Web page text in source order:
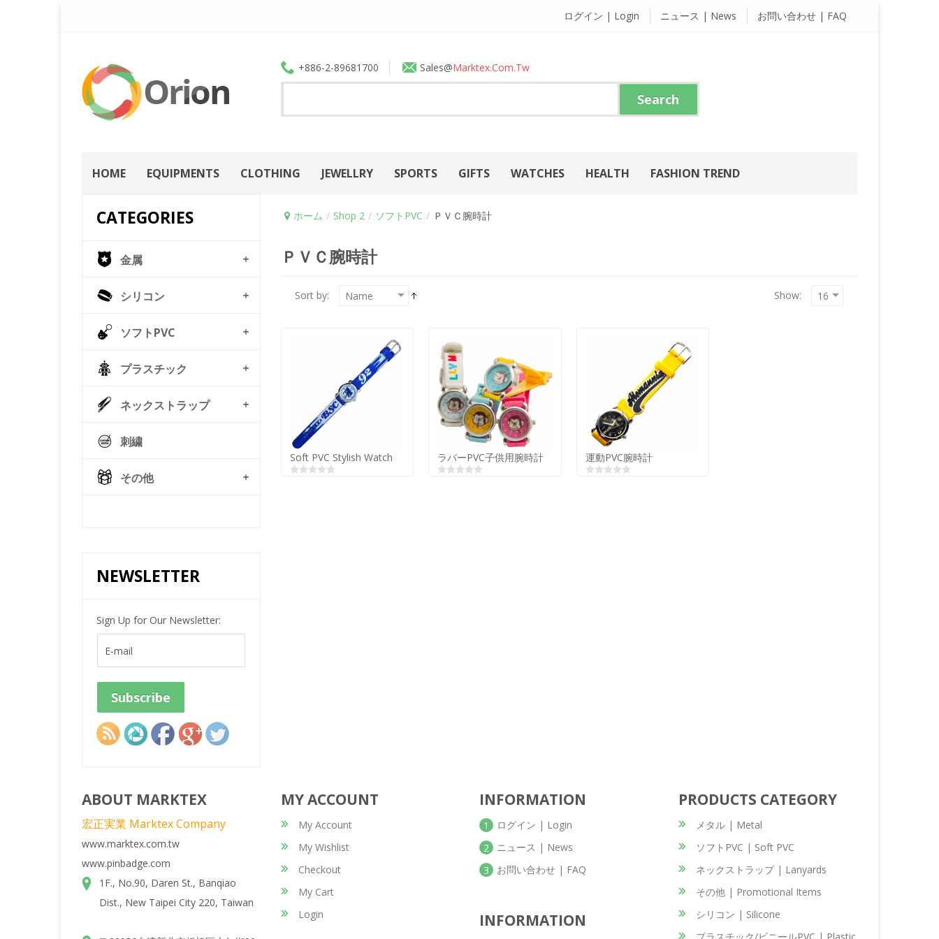
ログイン | Login ニュース | News お問い合わせ | FAQ
+886-2-89681700 Sales@Marktex.com.tw
HOME EQUIPMENTS CLOTHING JEWELLRY SPORTS GIFTS WATCHES HEALTH FASHION TREND
CATEGORIES
金属
シリコン
ソフトPVC
プラスチック
ネックストラップ
刺繍
その他
NEWSLETTER
Sign Up for Our Newsletter:
ホーム / Shop 2 / ソフトPVC / ＰＶＣ腕時計
ＰＶＣ腕時計
Sort by: Show:
Soft PVC Stylish Watch ラバーPVC子供用腕時計 運動PVC腕時計
ABOUT MARKTEX
宏正実業 Marktex Company
www.marktex.com.tw
www.pinbadge.com
1F., No.90, Daren St., Banqiao
Dist., New Taipei City 220, Taiwan
MY ACCOUNT
My Account
My Wishlist
Checkout
My Cart
Login
INFORMATION
1
ログイン | Login
2
ニュース | News
3
お問い合わせ | FAQ
INFORMATION
PRODUCTS CATEGORY
メタル | Metal
ソフトPVC | Soft PVC
ネックストラップ | Lanyards
その他 | Promotional Items
シリコン | Silicone